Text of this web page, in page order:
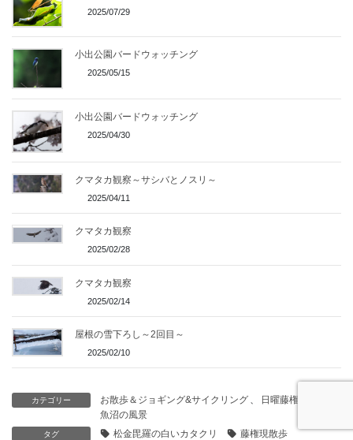
2025/07/29
小出公園バードウォッチング
2025/05/15
小出公園バードウォッチング
2025/04/30
クマタカ観察～サシバとノスリ～
2025/04/11
クマタカ観察
2025/02/28
クマタカ観察
2025/02/14
屋根の雪下ろし～2回目～
2025/02/10
カテゴリー お散歩＆ジョギング&サイクリング 、 日曜藤権現散歩
魚沼の風景
タグ 松金毘羅の白いカタクリ 藤権現散歩